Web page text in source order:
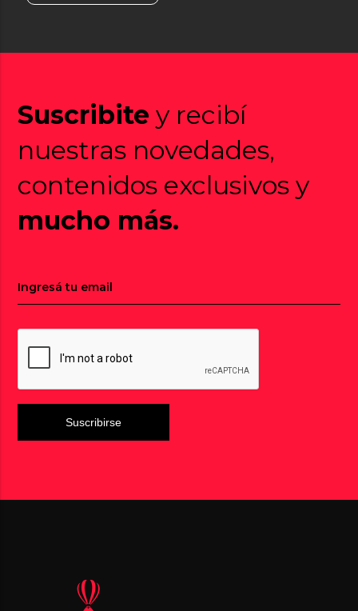
Suscribite y recibí
nuestras novedades,
contenidos exclusivos y
mucho más.